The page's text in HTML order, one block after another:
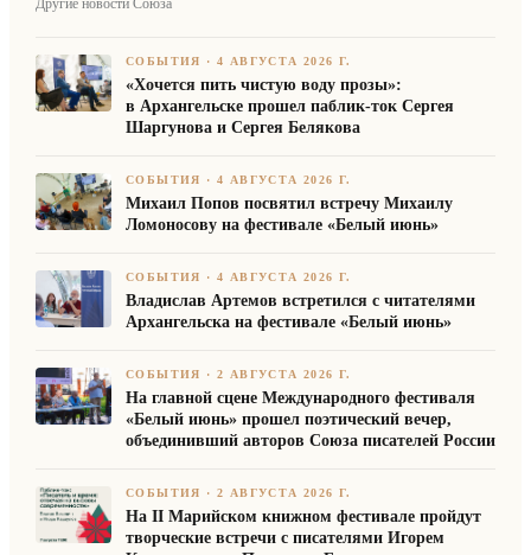
СОБЫТИЯ ·4 АВГУСТА 2026 Г.
«Хочется пить чистую воду прозы»:
в Архангельске прошел паблик-ток Сергея
Шаргунова и Сергея Белякова
СОБЫТИЯ ·4 АВГУСТА 2026 Г.
Михаил Попов посвятил встречу Михаилу
Ломоносову на фестивале «Белый июнь»
СОБЫТИЯ ·4 АВГУСТА 2026 Г.
Владислав Артемов встретился с читателями
Архангельска на фестивале «Белый июнь»
СОБЫТИЯ ·2 АВГУСТА 2026 Г.
На главной сцене Международного фестиваля
«Белый июнь» прошел поэтический вечер,
объединивший авторов Союза писателей России
СОБЫТИЯ ·2 АВГУСТА 2026 Г.
На II Марийском книжном фестивале пройдут
творческие встречи с писателями Игорем